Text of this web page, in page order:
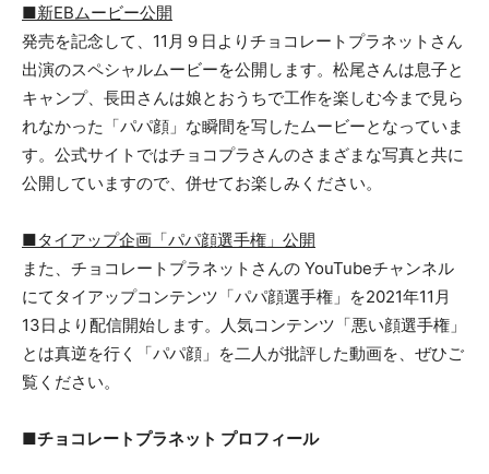
■新EBムービー公開
発売を記念して、11月９日よりチョコレートプラネットさん
出演のスペシャルムービーを公開します。松尾さんは息子と
キャンプ、長田さんは娘とおうちで工作を楽しむ今まで見ら
れなかった「パパ顔」な瞬間を写したムービーとなっていま
す。公式サイトではチョコプラさんのさまざまな写真と共に
公開していますので、併せてお楽しみください。
■タイアップ企画「パパ顔選手権」公開
また、チョコレートプラネットさんの YouTubeチャンネル
にてタイアップコンテンツ「パパ顔選手権」を2021年11月
13日より配信開始します。人気コンテンツ「悪い顔選手権」
とは真逆を行く「パパ顔」を二人が批評した動画を、ぜひご
覧ください。
■チョコレートプラネット プロフィール